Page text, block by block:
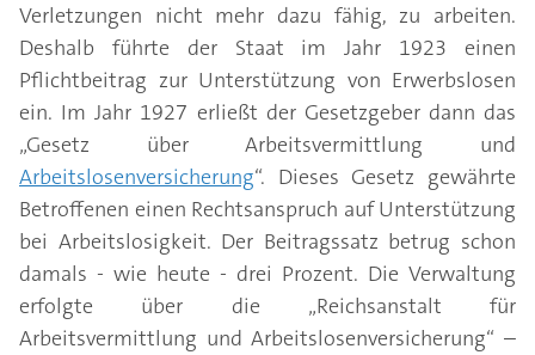
Verletzungen nicht mehr dazu fähig, zu arbeiten.
Deshalb führte der Staat im Jahr 1923 einen
Pflichtbeitrag zur Unterstützung von Erwerbslosen
ein. Im Jahr 1927 erließt der Gesetzgeber dann das
„Gesetz über Arbeitsvermittlung und
Arbeitslosenversicherung“. Dieses Gesetz gewährte
Betroffenen einen Rechtsanspruch auf Unterstützung
bei Arbeitslosigkeit. Der Beitragssatz betrug schon
damals - wie heute - drei Prozent. Die Verwaltung
erfolgte über die „Reichsanstalt für
Arbeitsvermittlung und Arbeitslosenversicherung“ –